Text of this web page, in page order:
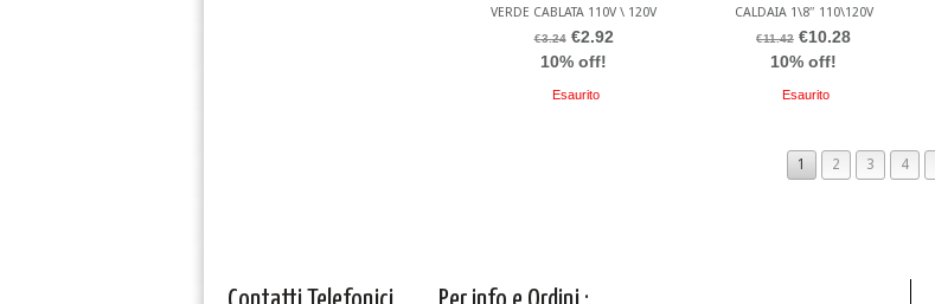
VERDE CABLATA 110V \ 120V
€3.24 €2.92
10% off!
Esaurito
CALDAIA 1\8″ 110\120V
€11.42 €10.28
10% off!
Esaurito
1 2 3 4